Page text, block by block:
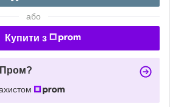
або
Купити з
Пром?